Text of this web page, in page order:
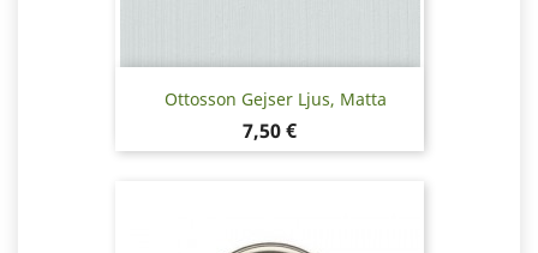
Ottosson Gejser Ljus, Matta
Hinta
7,50 €